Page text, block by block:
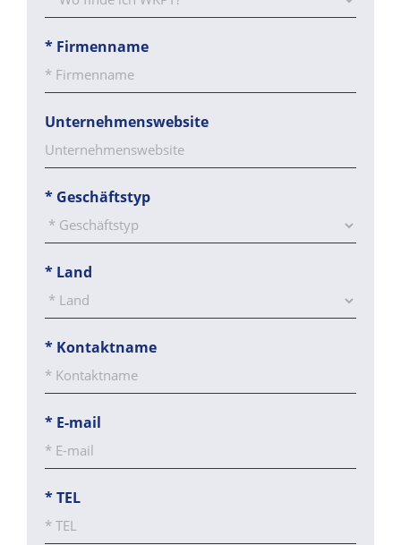
* Firmenname
Unternehmenswebsite
* Geschäftstyp
* Land
* Kontaktname
* E-mail
*TEL